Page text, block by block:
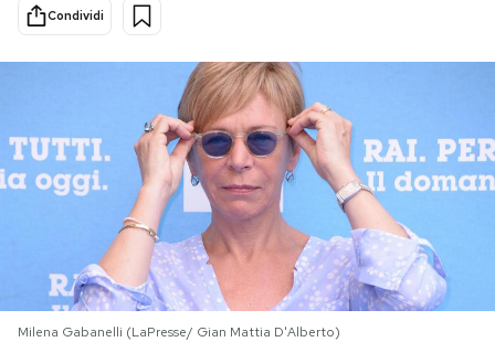
Internet
Scienza
Sport
Media
Europa
Altrecose
Mondiali calcio 2026
PODCAST
NEWSLETTER
Condividi
Milena Gabanelli (LaPresse/ Gian Mattia D'Alberto)